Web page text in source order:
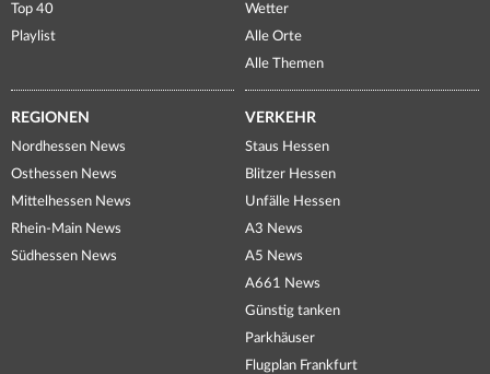
Top 40
Playlist
Wetter
Alle Orte
Alle Themen
REGIONEN
Nordhessen News
Osthessen News
Mittelhessen News
Rhein-Main News
Südhessen News
VERKEHR
Staus Hessen
Blitzer Hessen
Unfälle Hessen
A3 News
A5 News
A661 News
Günstig tanken
Parkhäuser
Flugplan Frankfurt